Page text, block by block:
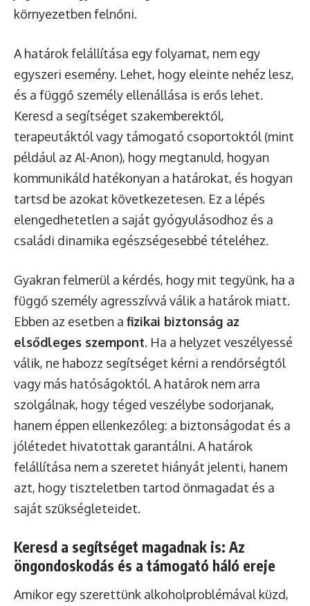
környezetben felnőni.
A határok felállítása egy folyamat, nem egy
egyszeri esemény. Lehet, hogy eleinte nehéz lesz,
és a függő személy ellenállása is erős lehet.
Keresd a segítséget szakemberektől,
terapeutáktól vagy támogató csoportoktól (mint
például az Al-Anon), hogy megtanuld, hogyan
kommunikáld hatékonyan a határokat, és hogyan
tartsd be azokat következetesen. Ez a lépés
elengedhetetlen a saját gyógyulásodhoz és a
családi dinamika egészségesebbé tételéhez.
Gyakran felmerül a kérdés, hogy mit tegyünk, ha a
függő személy agresszívvá válik a határok miatt.
Ebben az esetben a fizikai biztonság az
elsődleges szempont. Ha a helyzet veszélyessé
válik, ne habozz segítséget kérni a rendőrségtől
vagy más hatóságoktól. A határok nem arra
szolgálnak, hogy téged veszélybe sodorjanak,
hanem éppen ellenkezőleg: a biztonságodat és a
jólétedet hivatottak garantálni. A határok
felállítása nem a szeretet hiányát jelenti, hanem
azt, hogy tiszteletben tartod önmagadat és a
saját szükségleteidet.
Keresd a segítséget magadnak is: Az
öngondoskodás és a támogató háló ereje
Amikor egy szerettünk alkoholproblémával küzd,